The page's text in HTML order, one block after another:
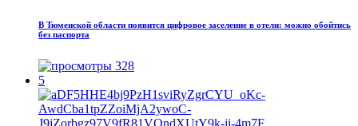
В Тюменской области появится цифровое заселение в отели: можно обойтись
без паспорта
328
5